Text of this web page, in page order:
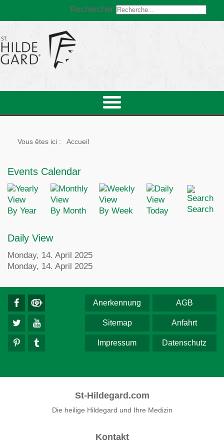
Rechercher
Vous êtes ici : Accueil
Events Calendar
By Year By Month By Week Today Search
Daily View
Monday, 14. April 2025
Monday, 14. April 2025
AGB
Anerkennung
Anfahrt
Sitemap
Datenschutz
Impressum
St-Hildegard.com
Die heilige Hildegard und Ihre Medizin
Kontakt